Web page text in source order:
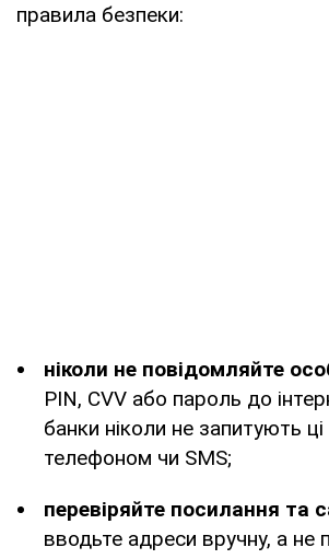
правила безпеки:
ніколи не повідомляйте
PIN, CVV або пароль до
банки ніколи не запитують ці
телефоном чи SMS;
перевіряйте посилання та
вводьте адреси вручну, а не